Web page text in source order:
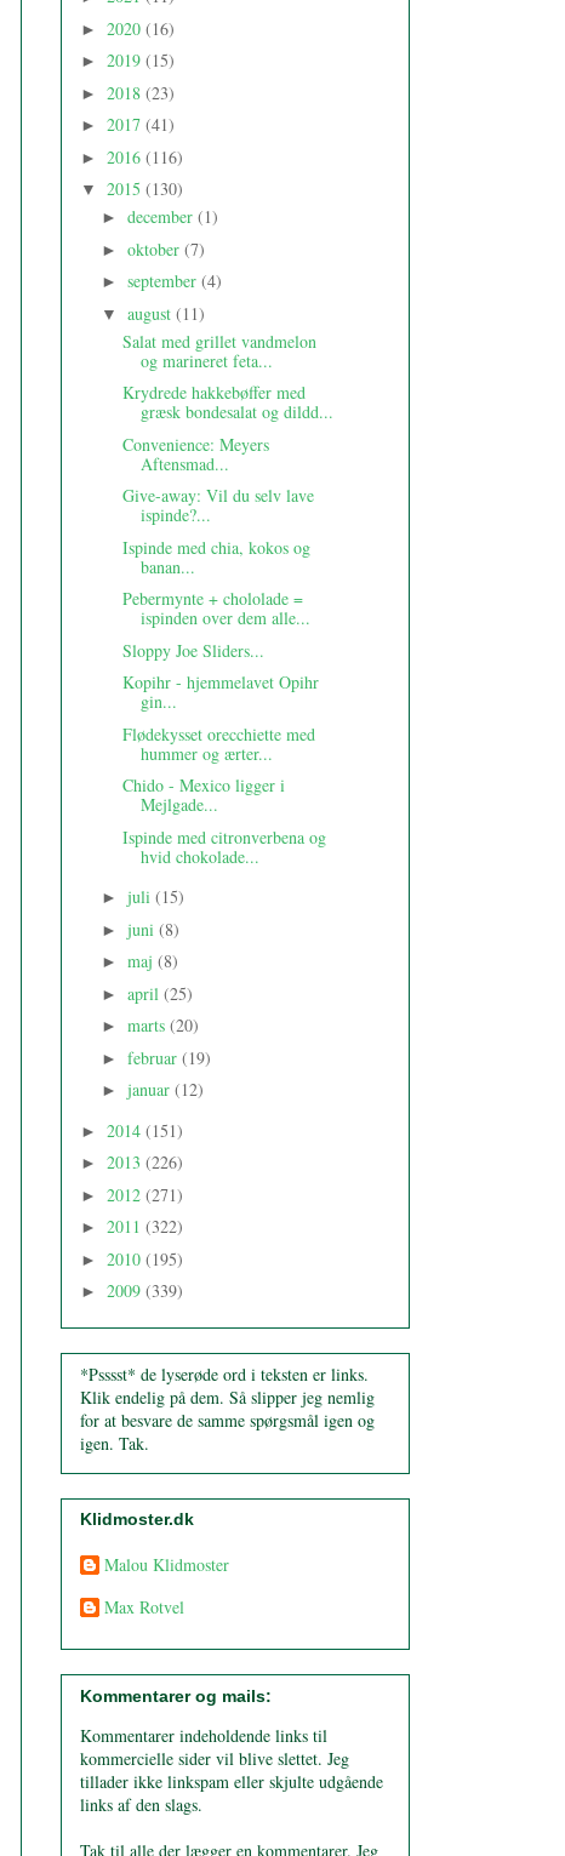
► 2020 (16)
► 2019 (15)
► 2018 (23)
► 2017 (41)
► 2016 (116)
▼ 2015 (130)
► december (1)
► oktober (7)
► september (4)
▼ august (11)
Salat med grillet vandmelon
og marineret feta...
Krydrede hakkebøffer med
græsk bondesalat og dildd...
Convenience: Meyers
Aftensmad...
Give-away: Vil du selv lave
ispinde?...
Ispinde med chia, kokos og
banan...
Pebermynte + chololade =
ispinden over dem alle...
Sloppy Joe Sliders...
Kopihr - hjemmelavet Opihr
gin...
Flødekysset orecchiette med
hummer og ærter...
Chido - Mexico ligger i
Mejlgade...
Ispinde med citronverbena og
hvid chokolade...
► juli (15)
► juni (8)
► maj (8)
► april (25)
► marts (20)
► februar (19)
► januar (12)
► 2014 (151)
► 2013 (226)
► 2012 (271)
► 2011 (322)
► 2010 (195)
► 2009 (339)
*Psssst* de lyserøde ord i teksten er links.
Klik endelig på dem. Så slipper jeg nemlig
for at besvare de samme spørgsmål igen og
igen. Tak.
Klidmoster.dk
Malou Klidmoster
Max Rotvel
Kommentarer og mails:
Kommentarer indeholdende links til
kommercielle sider vil blive slettet. Jeg
tillader ikke linkspam eller skjulte udgående
links af den slags.
Tak til alle der lægger en kommentarer. Jeg